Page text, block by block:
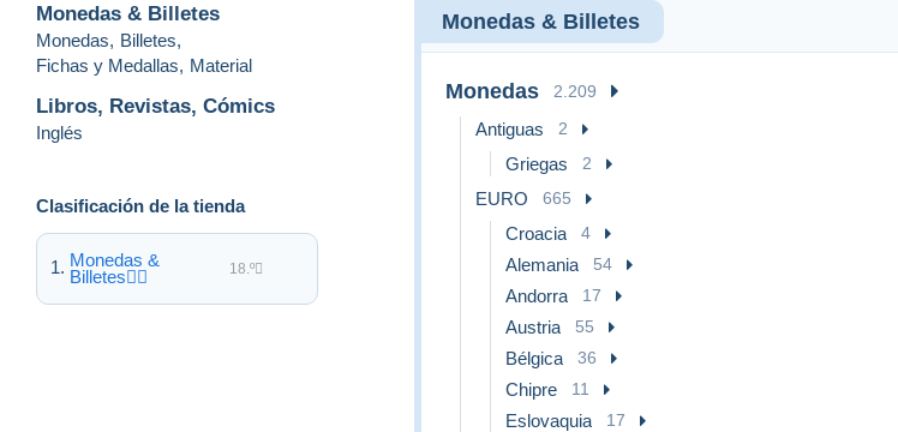
Monedas & Billetes
Monedas, Billetes,
Fichas y Medallas, Material
Libros, Revistas, Cómics
Inglés
Clasificación de la tienda
Monedas &
Billetes
18.º
Monedas & Billetes
Monedas 2.209
Antiguas 2
Griegas 2
EURO 665
Croacia 4
Alemania 54
Andorra 17
Austria 55
Bélgica 36
Chipre 11
Eslovaquia 17